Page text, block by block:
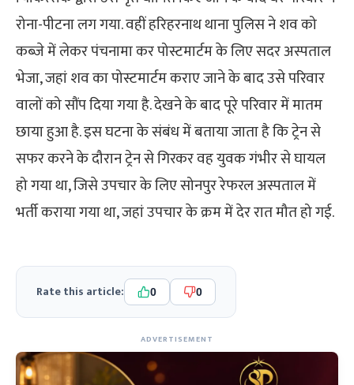
रोना-पीटना लग गया. वहीं हरिहरनाथ थाना पुलिस ने शव को
कब्जे में लेकर पंचनामा कर पोस्टमार्टम के लिए सदर अस्पताल
भेजा, जहां शव का पोस्टमार्टम कराए जाने के बाद उसे परिवार
वालों को सौंप दिया गया है. देखने के बाद पूरे परिवार में मातम
छाया हुआ है. इस घटना के संबंध में बताया जाता है कि ट्रेन से
सफर करने के दौरान ट्रेन से गिरकर वह युवक गंभीर से घायल
हो गया था, जिसे उपचार के लिए सोनपुर रेफरल अस्पताल में
भर्ती कराया गया था, जहां उपचार के क्रम में देर रात मौत हो गई.
Rate this article: 0 0
ADVERTISEMENT